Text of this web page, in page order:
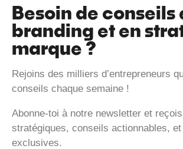
Besoin de conseils
branding et en
marque ?
Rejoins des milliers d’entrepreneurs
conseils chaque semaine !
Abonne-toi à notre newsletter et
stratégiques, conseils actionnables,
exclusives.